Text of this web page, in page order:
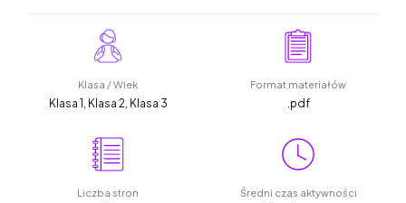
Klasa / Wiek
Klasa 1, Klasa 2, Klasa 3
Format materiałów
.pdf
Liczba stron Średni czas aktywności